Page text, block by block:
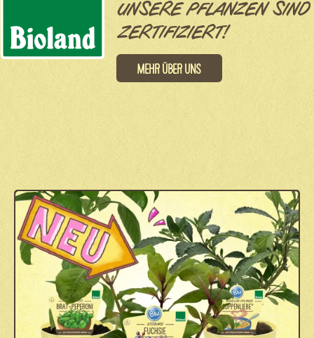
UNSERE PFLANZEN SIND
ZERTIFIZIERT!
Mehr über uns